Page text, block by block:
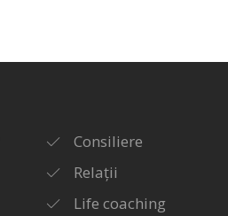
Consiliere
Relații
Life coaching